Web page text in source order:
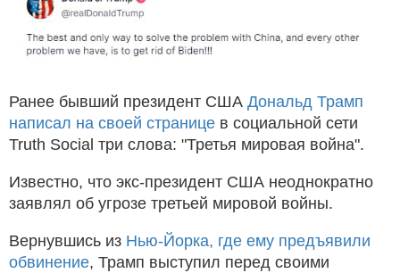
Ранее бывший президент США Дональд Трамп
написал на своей странице в социальной сети
Truth Social три слова: "Третья мировая война".
Известно, что экс-президент США неоднократно
заявлял об угрозе третьей мировой войны.
Вернувшись из Нью-Йорка, где ему предъявили
обвинение, Трамп выступил перед своими